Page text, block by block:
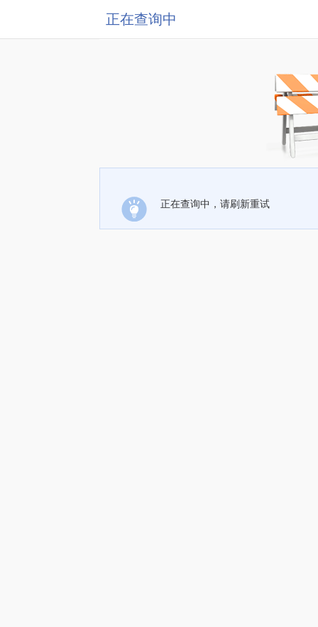
正在查询中
正在查询中，请刷新重试